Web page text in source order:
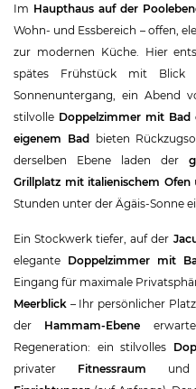
Im Haupthaus auf der
Wohn- und Essbereich – offen,
zur modernen Küche. Hier
spätes Frühstück mit
Sonnenuntergang, ein Abend
stilvolle Doppelzimmer mit Bad
eigenem Badbieten
derselben Ebene laden der
Grillplatz mit italienischem Ofen
Stunden unter der Ägäis-Sonne
Ein Stockwerk tiefer, auf der
elegante Doppelzimmer mit
Eingang für maximale
Meerblick – Ihr persönlicher
der Hammam-Ebene
Regeneration: ein stilvolles
privater Fitnessraum und